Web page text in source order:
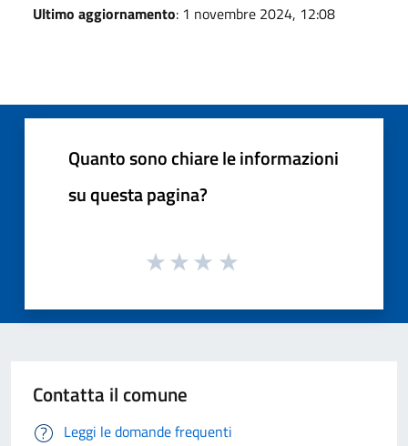
Ultimo aggiornamento: 1 novembre 2024, 12:08
Quanto sono chiare le informazioni
su questa pagina?
Contatta il comune
Leggi le domande frequenti